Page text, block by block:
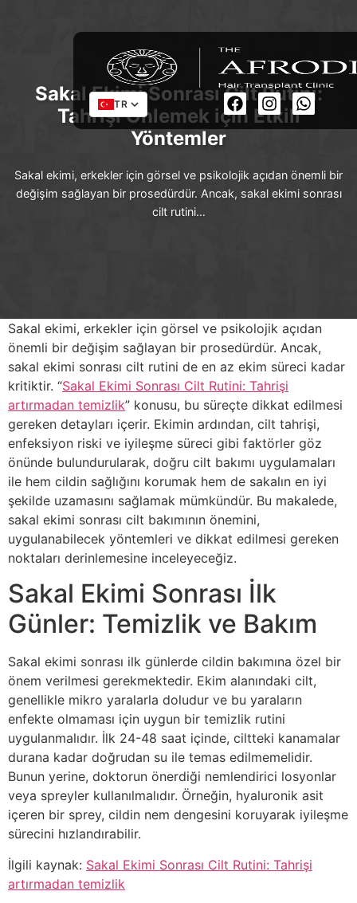
TR
Sakal Ekimi Sonrası Cilt Rutini:
Tahrişi Önlemek için Etkili
Yöntemler
Sakal ekimi, erkekler için görsel ve psikolojik açıdan önemli bir
değişim sağlayan bir prosedürdür. Ancak, sakal ekimi sonrası
cilt rutini…
Sakal ekimi, erkekler için görsel ve psikolojik açıdan
önemli bir değişim sağlayan bir prosedürdür. Ancak,
sakal ekimi sonrası cilt rutini de en az ekim süreci kadar
kritiktir. “Sakal Ekimi Sonrası Cilt Rutini: Tahrişi
artırmadan temizlik” konusu, bu süreçte dikkat edilmesi
gereken detayları içerir. Ekimin ardından, cilt tahrişi,
enfeksiyon riski ve iyileşme süreci gibi faktörler göz
önünde bulundurularak, doğru cilt bakımı uygulamaları
ile hem cildin sağlığını korumak hem de sakalın en iyi
şekilde uzamasını sağlamak mümkündür. Bu makalede,
sakal ekimi sonrası cilt bakımının önemini,
uygulanabilecek yöntemleri ve dikkat edilmesi gereken
noktaları derinlemesine inceleyeceğiz.
Sakal Ekimi Sonrası İlk
Günler: Temizlik ve Bakım
Sakal ekimi sonrası ilk günlerde cildin bakımına özel bir
önem verilmesi gerekmektedir. Ekim alanındaki cilt,
genellikle mikro yaralarla doludur ve bu yaraların
enfekte olmaması için uygun bir temizlik rutini
uygulanmalıdır. İlk 24-48 saat içinde, ciltteki kanamalar
durana kadar doğrudan su ile temas edilmemelidir.
Bunun yerine, doktorun önerdiği nemlendirici losyonlar
veya spreyler kullanılmalıdır. Örneğin, hyaluronik asit
içeren bir sprey, cildin nem dengesini koruyarak iyileşme
sürecini hızlandırabilir.
İlgili kaynak: Sakal Ekimi Sonrası Cilt Rutini: Tahrişi
artırmadan temizlik